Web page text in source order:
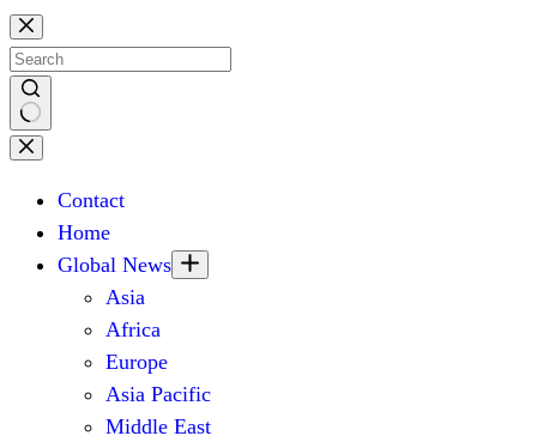
Skip
to
content
No
Contact
Home
Global News
Asia
Africa
Europe
Asia Pacific
Middle East